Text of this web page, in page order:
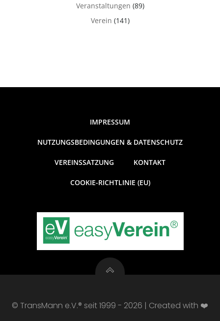
Veranstaltungen (89)
Verein (141)
IMPRESSUM
NUTZUNGSBEDINGUNGEN & DATENSCHUTZ
VEREINSSATZUNG KONTAKT
COOKIE-RICHTLINIE (EU)
© TransMann e.V.® seit 1999 - 2026 | Created with ❤️